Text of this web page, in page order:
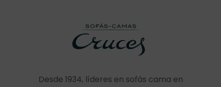
Desde 1934, líderes en sofás cama en